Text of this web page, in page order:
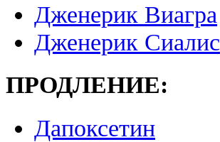
Дженерик Виагра
Дженерик Сиалис
ПРОДЛЕНИЕ:
Дапоксетин